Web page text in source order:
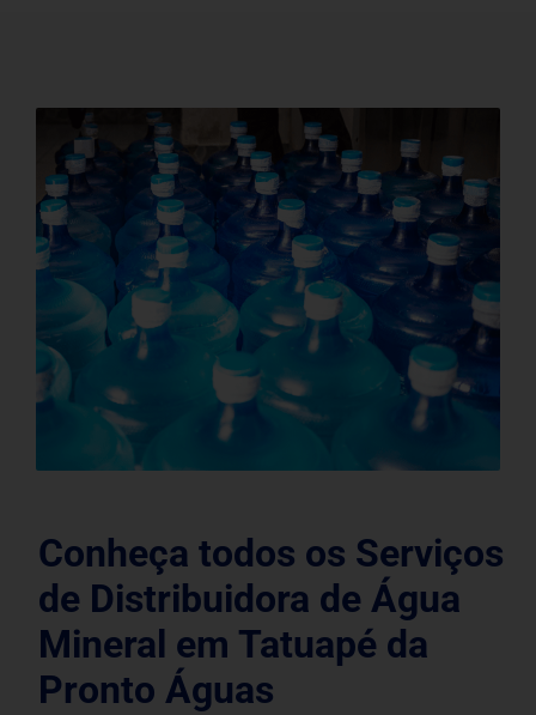
Conheça todos os Serviços
de Distribuidora de Água
Mineral em Tatuapé da
Pronto Águas